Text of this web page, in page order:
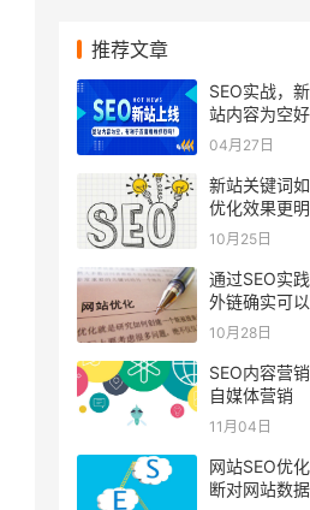
推荐文章
SEO实战，
站内容为空好
04月27日
新站关键词
优化效果更明
10月25日
通过SEO实
外链确实可
10月28日
SEO内容营
自媒体营销
11月04日
网站SEO优
断对网站数